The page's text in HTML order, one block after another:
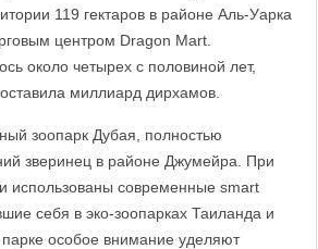
119 гектаров в районе Аль-Уарка
центром Dragon Mart.
около четырех с половиной лет,
миллиард дирхамов.
зоопарк Дубая, полностью
зверинец в районе Джумейра. При
использованы современные smart
себя в эко-зоопарках Таиланда и
особое внимание уделяют